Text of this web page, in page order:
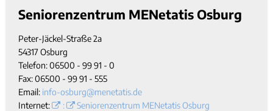
Seniorenzentrum MENetatis Osburg
Peter-Jäckel-Straße 2a
54317 Osburg
Telefon: 06500 - 99 91 - 0
Fax: 06500 - 99 91 - 555
Email: info-osburg@menetatis.de
Internet:
: Seniorenzentrum MENetatis Osburg